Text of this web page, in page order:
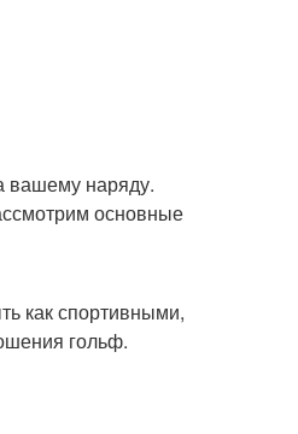
вашему наряду.
основные
как спортивными,
гольф.